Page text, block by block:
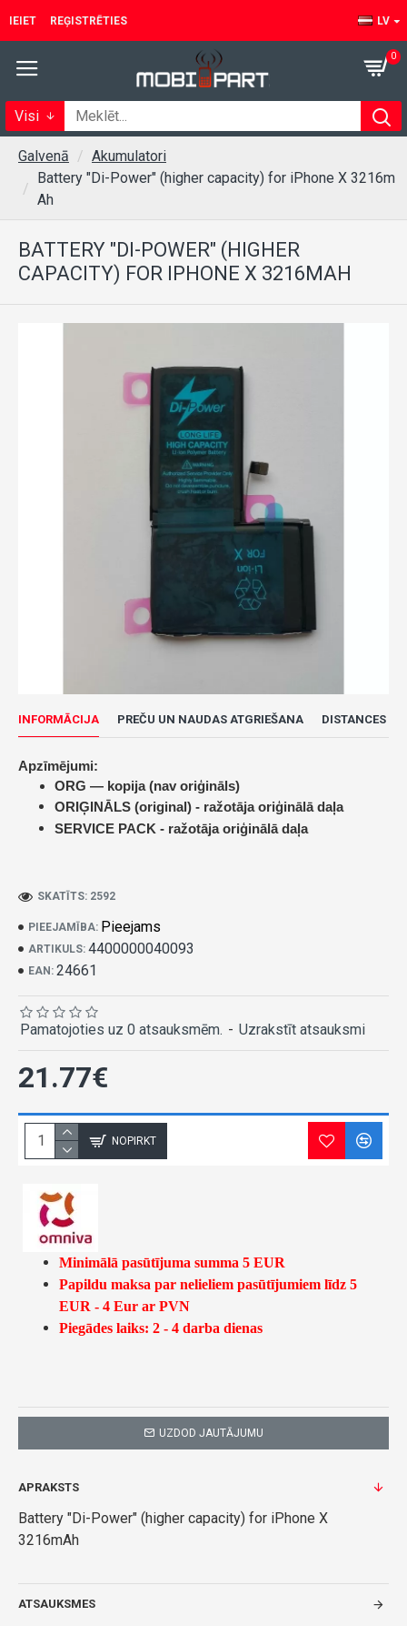
IEIET REĢISTRĒTIES LV
0
Visi
Galvenā
Akumulatori
Battery "Di-Power" (higher capacity) for iPhone X 3216m
Ah
BATTERY "DI-POWER" (HIGHER
CAPACITY) FOR IPHONE X 3216MAH
INFORMĀCIJA PREČU UN NAUDAS ATGRIEŠANA DISTANCES
Apzīmējumi:
ORG — kopija (nav oriģināls)
ORIĢINĀLS (original) - ražotāja oriģinālā daļa
SERVICE PACK - ražotāja oriģinālā daļa
PIEEJAMĪBA: Pieejams
ARTIKULS: 4400000040093
EAN: 24661
SKATĪTS: 2592
Pamatojoties uz 0 atsauksmēm. - Uzrakstīt atsauksmi
21.77€
NOPIRKT
Minimālā pasūtījuma summa 5 EUR
Papildu maksa par nelieliem pasūtījumiem līdz 5
EUR - 4 Eur ar PVN
Piegādes laiks: 2 - 4 darba dienas
UZDOD JAUTĀJUMU
APRAKSTS
Battery "Di-Power" (higher capacity) for iPhone X
3216mAh
ATSAUKSMES